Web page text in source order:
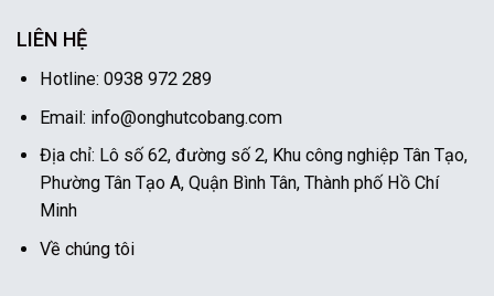
LIÊN HỆ
Hotline: 0938 972 289
Email: info@onghutcobang.com
Địa chỉ: Lô số 62, đường số 2, Khu công nghiệp Tân Tạo,
Phường Tân Tạo A, Quận Bình Tân, Thành phố Hồ Chí
Minh
Về chúng tôi